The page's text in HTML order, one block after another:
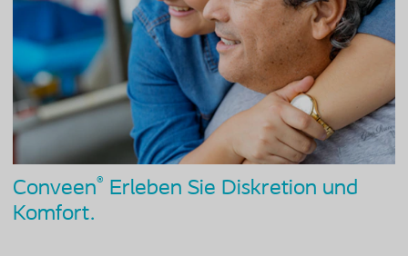
Conveen® Erleben Sie Diskretion und
Komfort.